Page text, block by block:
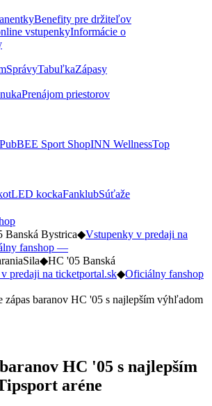
Benefity pre držiteľov
vstupenkyInformácie o
SprávyTabuľkaZápasy
Prenájom priestorov
BEE Sport ShopINN WellnessTop
LED kockaFanklubSúťaže
Banská Bystrica◆Vstupenky v predaji na
fanshop —
◆HC '05 Banská
predaji na ticketportal.sk◆Oficiálny fanshop
zápas baranov HC '05 s najlepším výhľadom
HC '05 s najlepším
aréne